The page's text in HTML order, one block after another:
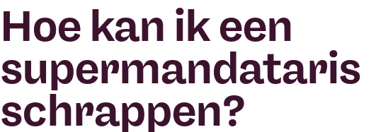
Hoe kan ik een
supermandataris
schrappen?